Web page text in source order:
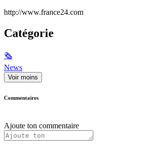
http://www.france24.com
Catégorie
🗞
News
Voir moins
Commentaires
Ajoute ton commentaire